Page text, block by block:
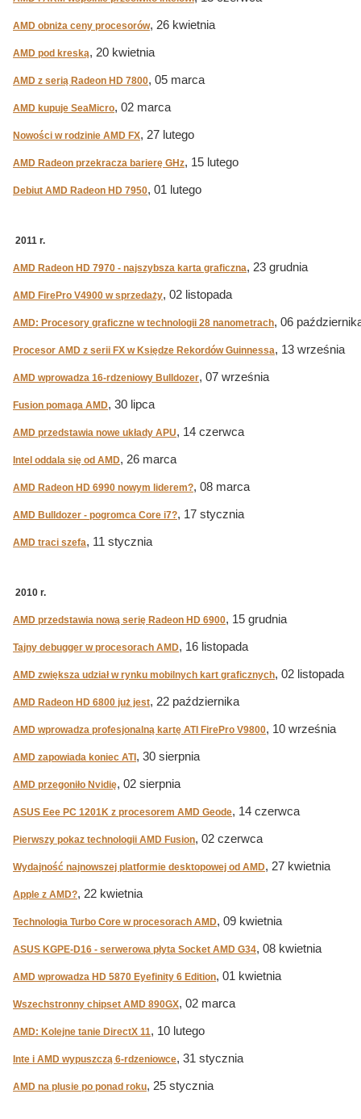
AMD obniża ceny procesorów, 26 kwietnia
AMD pod kreską, 20 kwietnia
AMD z serią Radeon HD 7800, 05 marca
AMD kupuje SeaMicro, 02 marca
Nowości w rodzinie AMD FX, 27 lutego
AMD Radeon przekracza barierę GHz, 15 lutego
Debiut AMD Radeon HD 7950, 01 lutego
2011 r.
AMD Radeon HD 7970 - najszybsza karta graficzna, 23 grudnia
AMD FirePro V4900 w sprzedaży, 02 listopada
AMD: Procesory graficzne w technologii 28 nanometrach, 06
Procesor AMD z serii FX w Księdze Rekordów Guinnessa, 13 września
AMD wprowadza 16-rdzeniowy Bulldozer, 07 września
Fusion pomaga AMD, 30 lipca
AMD przedstawia nowe układy APU, 14 czerwca
Intel oddala się od AMD, 26 marca
AMD Radeon HD 6990 nowym liderem?, 08 marca
AMD Bulldozer - pogromca Core i7?, 17 stycznia
AMD traci szefa, 11 stycznia
2010 r.
AMD przedstawia nową serię Radeon HD 6900, 15 grudnia
Tajny debugger w procesorach AMD, 16 listopada
AMD zwiększa udział w rynku mobilnych kart graficznych, 02 listopada
AMD Radeon HD 6800 już jest, 22 października
AMD wprowadza profesjonalną kartę ATI FirePro V9800, 10 września
AMD zapowiada koniec ATI , 30 sierpnia
AMD przegoniło Nvidię, 02 sierpnia
ASUS Eee PC 1201K z procesorem AMD Geode, 14 czerwca
Pierwszy pokaz technologii AMD Fusion, 02 czerwca
Wydajność najnowszej platformie desktopowej od AMD, 27 kwietnia
Apple z AMD?, 22 kwietnia
Technologia Turbo Core w procesorach AMD, 09 kwietnia
ASUS KGPE-D16 - serwerowa płyta Socket AMD G34, 08 kwietnia
AMD wprowadza HD 5870 Eyefinity 6 Edition, 01 kwietnia
Wszechstronny chipset AMD 890GX, 02 marca
AMD: Kolejne tanie DirectX 11, 10 lutego
Inte i AMD wypuszczą 6-rdzeniowce, 31 stycznia
AMD na plusie po ponad roku, 25 stycznia